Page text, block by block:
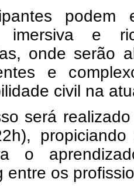
podem
imersiva e
onde serão
e
civil na
será
o
entre os